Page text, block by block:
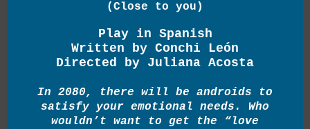
(Close to you)
Play in Spanish
Written by Conchi León
Directed by Juliana Acosta
In 2080, there will be androids to
satisfy your emotional needs. Who
wouldn’t want to get the “love